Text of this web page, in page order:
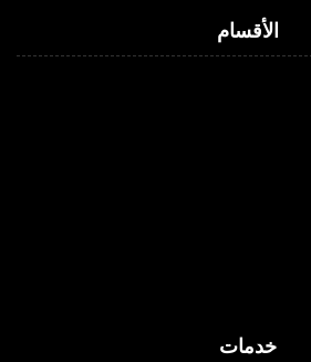
الأقسام
خدمات